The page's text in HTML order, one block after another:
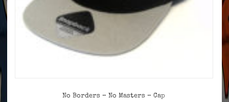
No Borders – No Masters – Cap